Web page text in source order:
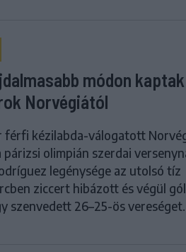
módon
Norvégiától
férfi kézilabda-válogatott
olimpián szerdai
legénysége az utolsó tíz
ziccert hibázott és végül
szenvedett 26–25-ös vereséget.